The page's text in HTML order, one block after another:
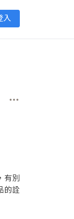
入
有別
的詮